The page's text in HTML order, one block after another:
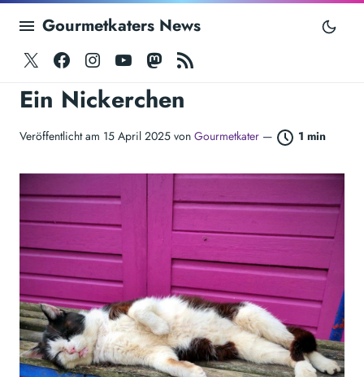
Gourmetkaters News
TwitterFacebook
Instagram
YoutubeMastodon
Ein Nickerchen
Veröffentlicht am 15 April 2025 von Gourmetkater — 1 min